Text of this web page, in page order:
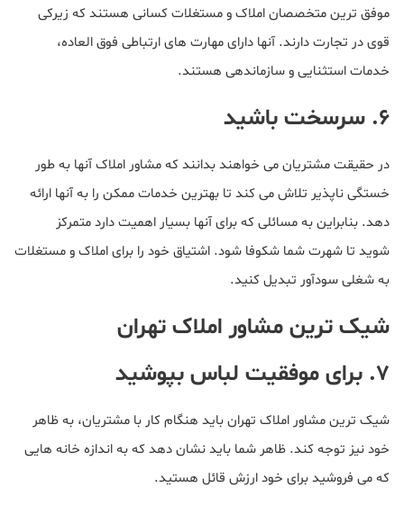
موفق ترین متخصصان املاک و مستغلات کسانی هستند که زیرکی
قوی در تجارت دارند. آنها دارای مهارت های ارتباطی فوق العاده،
خدمات استثنایی و سازماندهی هستند.
۶. سرسخت باشید
در حقیقت مشتریان می خواهند بدانند که مشاور املاک آنها به طور
خستگی ناپذیر تلاش می کند تا بهترین خدمات ممکن را به آنها ارائه
دهد. بنابراین به مسائلی که برای آنها بسیار اهمیت دارد متمرکز
شوید تا شهرت شما شکوفا شود. اشتیاق خود را برای املاک و مستغلات
به شغلی سودآور تبدیل کنید.
شیک ترین مشاور املاک تهران
۷. برای موفقیت لباس بپوشید
شیک ترین مشاور املاک تهران باید هنگام کار با مشتریان، به ظاهر
خود نیز توجه کند. ظاهر شما باید نشان دهد که به اندازه خانه هایی
که می فروشید برای خود ارزش قائل هستید.